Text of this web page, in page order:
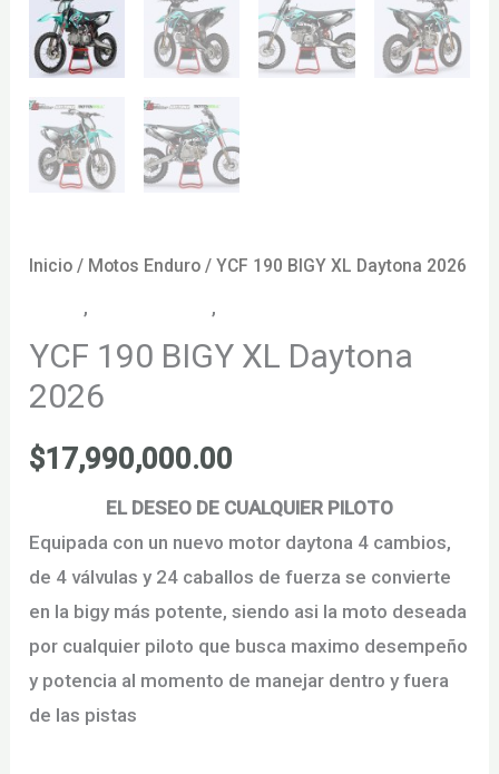
Inicio / Motos Enduro / YCF 190 BIGY XL Daytona 2026
, ,
YCF 190 BIGY XL Daytona
2026
$17,990,000.00
EL DESEO DE CUALQUIER PILOTO
Equipada con un nuevo motor daytona 4 cambios,
de 4 válvulas y 24 caballos de fuerza se convierte
en la bigy más potente, siendo asi la moto deseada
por cualquier piloto que busca maximo desempeño
y potencia al momento de manejar dentro y fuera
de las pistas